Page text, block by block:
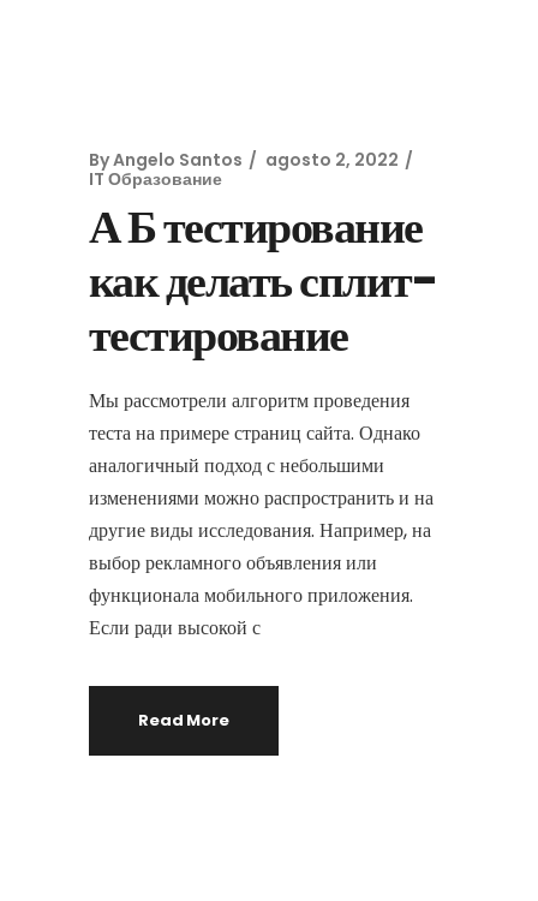
ByAngelo Santos
agosto 2, 2022
IT Образование
А Б тестирование
как делать сплит-
тестирование
Мы рассмотрели алгоритм проведения
теста на примере страниц сайта. Однако
аналогичный подход с небольшими
изменениями можно распространить и на
другие виды исследования. Например, на
выбор рекламного объявления или
функционала мобильного приложения.
Если ради высокой с
Read More